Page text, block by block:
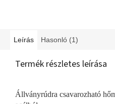
Leírás Hasonló (1)
Termék részletes leírása
Állványrúdra csavarozható